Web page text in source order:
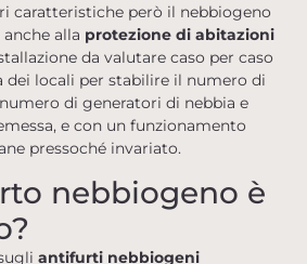
caratteristiche però il nebbiogeno
alla protezione di abitazioni
da valutare caso per caso
dei locali per stabilire il numero di
di generatori di nebbia e
e con un funzionamento
pressoché invariato.
nebbiogeno è
antifurti nebbiogeni